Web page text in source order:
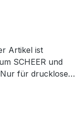
Artikel ist
SCHEER und
für drucklose